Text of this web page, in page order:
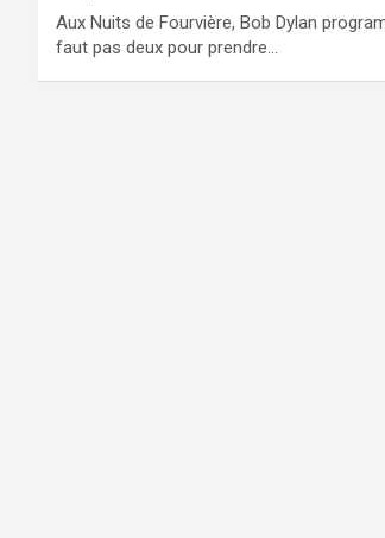
Aux Nuits de Fourvière, Bob Dylan
faut pas deux pour prendre…